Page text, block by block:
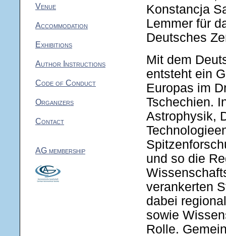
Venue
Accommodation
Exhibitions
Author Instructions
Code of Conduct
Organizers
Contact
AG membership
Konstancja
Lemmer für
Deutsches
Mit dem
entsteht ein
Europas im
Tschechien.
Astrophysik,
und so die
verankerten
dabei
sowie
Rolle.